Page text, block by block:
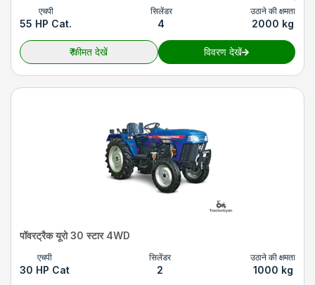
एचपी
55 HP Cat.
सिलेंडर
4
उठाने की क्षमता
2000 kg
₹कीमत देखें विवरण देखें
पॉवरट्रैक यूरो 30 स्टार 4WD
एचपी
30 HP Cat
सिलेंडर
2
उठाने की क्षमता
1000 kg